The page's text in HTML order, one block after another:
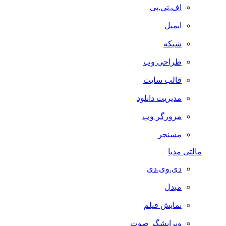
اف.تی.پی
طراحی وب
قالب سایت
مدیریت دانلود
مرورگر وب
مدیا
دی.وی.دی
نمایش فیلم
ویرایشگر صوت